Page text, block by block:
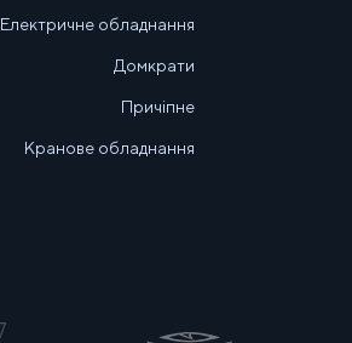
Електричне обладнання
Домкрати
Причіпне
Кранове обладнання